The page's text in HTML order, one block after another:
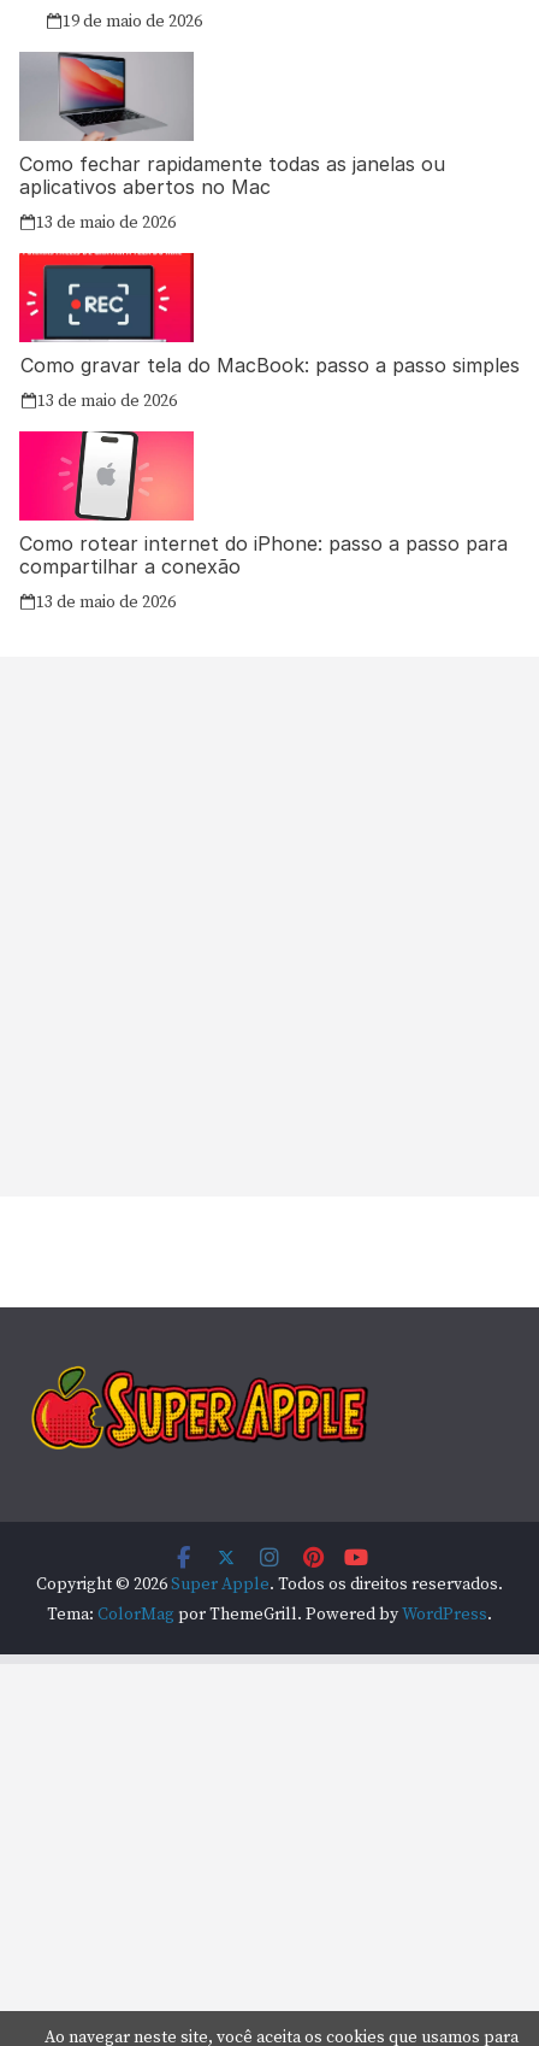
19 de maio de 2026
Como fechar rapidamente todas as janelas ou
aplicativos abertos no Mac
13 de maio de 2026
Como gravar tela do MacBook: passo a passo simples
13 de maio de 2026
Como rotear internet do iPhone: passo a passo para
compartilhar a conexão
13 de maio de 2026
Copyright © 2026Super Apple. Todos os direitos reservados.
Tema: ColorMag por ThemeGrill. Powered byWordPress.
Ao navegar neste site, você aceita os cookies que usamos para